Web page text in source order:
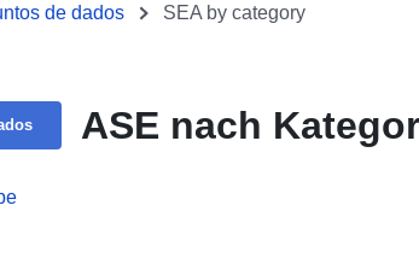
de dados SEA by category
ASE nach